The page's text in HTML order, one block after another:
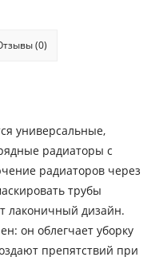
(0)
универсальные,
радиаторы с
радиаторов через
трубы
лаконичный дизайн.
он облегчает уборку
препятствий при